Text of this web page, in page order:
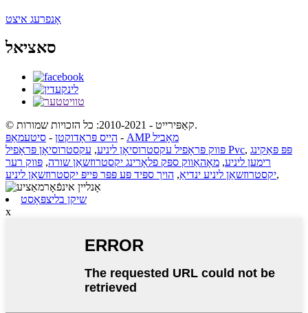
אָנפרעג איצט
סאציאל
© קאַפּירייט - 2010-2021: כל הזכויות שמורות.
הייס פּראָדוקטן - סיטעמאַפּ -
AMP מאָביל
פּווק פּראָפיל עקסטרוסיאָן ליניע, עקסטרוסיאָן פּראָפיל Pvc, פּפּ פּאַקינג
רימען ליניע, מאָהאַווק ספּק פלאָרינג יקסטרוזשאַן שורה, פּווק רער
יקסטרוזשאַן ליניע ינדיאַ, הויך ספּיד פּע פּפּר פּייפּ יקסטרוזשאַן ליניע ,
שיקן בליצפּאָסט
x